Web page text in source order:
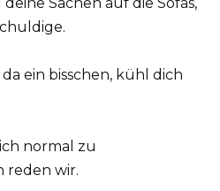
ein bisschen, kühl dich
normal zu
reden wir.